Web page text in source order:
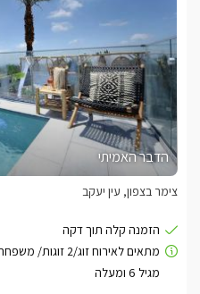
הדבר האמיתי
צימר בצפון, עין יעקב